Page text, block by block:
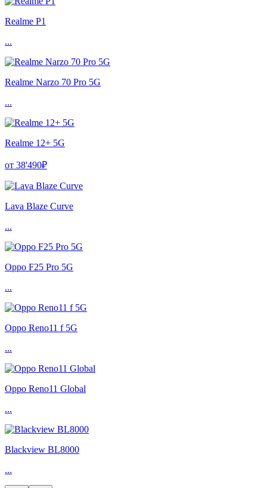
Realme P1
...
Realme Narzo 70 Pro 5G
...
Realme 12+ 5G
от 38'490₽
Lava Blaze Curve
...
Oppo F25 Pro 5G
...
Oppo Reno11 f 5G
...
Oppo Reno11 Global
...
Blackview BL8000
...